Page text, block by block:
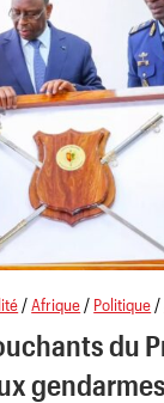
/Afrique / Politique /
du
gendarmes